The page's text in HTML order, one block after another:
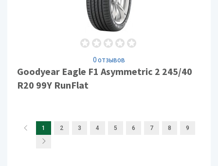
0 отзывов
Goodyear Eagle F1 Asymmetric 2 245/40
R20 99Y RunFlat
1 2 3 4 5 6 7 8 9